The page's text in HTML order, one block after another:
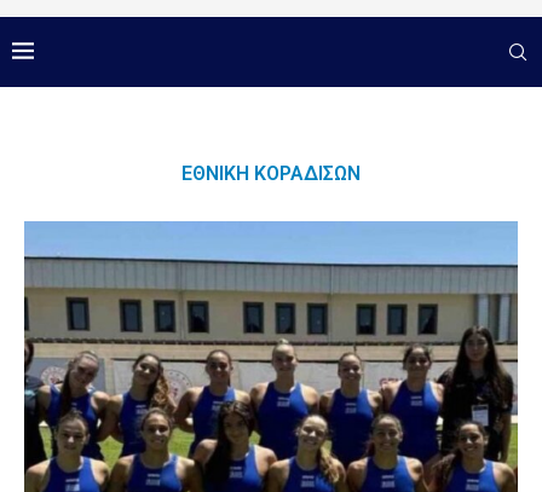
ΕΘΝΙΚΉ ΚΟΡΑΔΊΣΩΝ